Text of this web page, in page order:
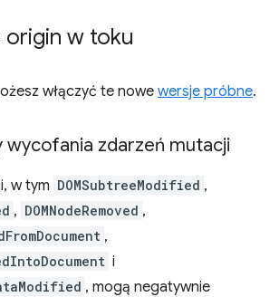
origin w toku
włączyć te nowe wersje próbne.
wycofania zdarzeń mutacji
w tym DOMSubtreeModified ,
, DOMNodeRemoved ,
,
i
, mogą negatywnie